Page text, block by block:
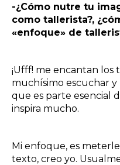
-¿Cómo nutre tu
como tallerista?,
«enfoque» de
¡Ufff! me encantan los
muchísimo escuchar y
que es parte esencial
inspira mucho.
Mi enfoque, es
texto, creo yo.